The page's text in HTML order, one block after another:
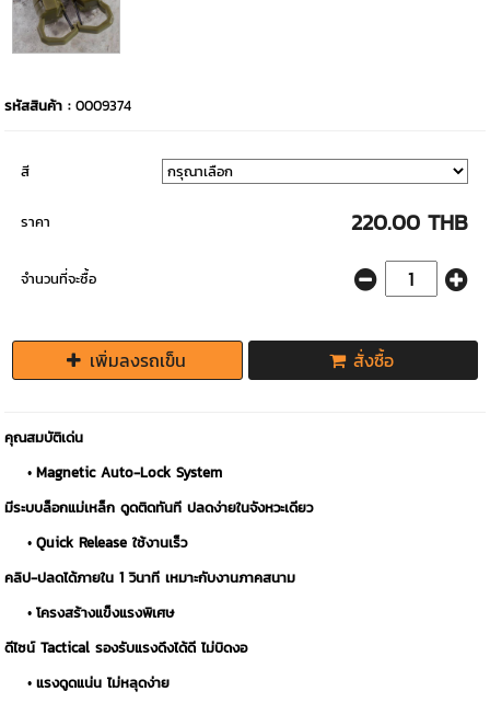
รหัสสินค้า :0009374
สี
ราคา 220.00 THB
จำนวนที่จะซื้อ
เพิ่มลงรถเข็น สั่งซื้อ
คุณสมบัติเด่น
Magnetic Auto-Lock System
มีระบบล็อกแม่เหล็ก ดูดติดทันที ปลดง่ายในจังหวะเดียว
Quick Release ใช้งานเร็ว
คลิป-ปลดได้ภายใน 1 วินาที เหมาะกับงานภาคสนาม
โครงสร้างแข็งแรงพิเศษ
ดีไซน์ Tactical รองรับแรงดึงได้ดี ไม่บิดงอ
แรงดูดแน่น ไม่หลุดง่าย